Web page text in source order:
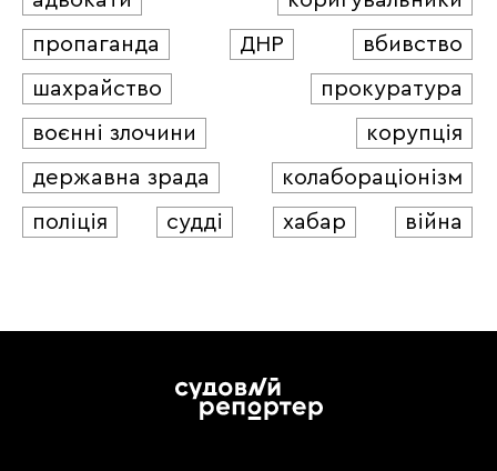
пропаганда
ДНР
вбивство
шахрайство
прокуратура
воєнні злочини
корупція
державна зрада
колабораціонізм
поліція
судді хабар війна